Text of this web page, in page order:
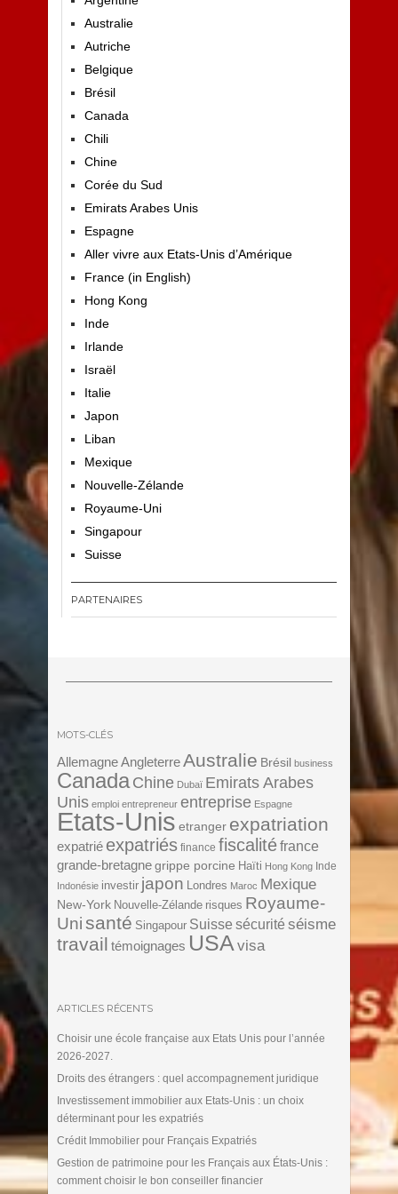
Australie
Autriche
Belgique
Brésil
Canada
Chili
Chine
Corée du Sud
Emirats Arabes Unis
Espagne
Aller vivre aux Etats-Unis d’Amérique
France (in English)
Hong Kong
Inde
Irlande
Israël
Italie
Japon
Liban
Mexique
Nouvelle-Zélande
Royaume-Uni
Singapour
Suisse
PARTENAIRES
MOTS-CLÉS
Allemagne Angleterre Australie Brésil business
Canada Chine Dubaï Emirats Arabes
Unis emploi entrepreneur entreprise Espagne
Etats-Unis etranger expatriation
expatrié expatriés finance fiscalitéfrance
grande-bretagne grippe porcine Haïti Hong Kong Inde
Indonésie investir japon Londres Maroc Mexique
New-York Nouvelle-Zélande risques Royaume-
Unisanté Singapour Suisse sécurité séisme
travail témoignages USA visa
ARTICLES RÉCENTS
Choisir une école française aux Etats Unis pour l’année
2026-2027.
Droits des étrangers : quel accompagnement juridique
Investissement immobilier aux Etats-Unis : un choix
déterminant pour les expatriés
Crédit Immobilier pour Français Expatriés
Gestion de patrimoine pour les Français aux États-Unis :
comment choisir le bon conseiller financier